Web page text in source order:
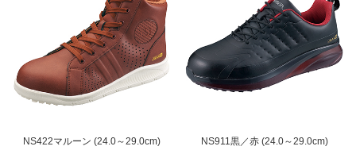
NS422マルーン (24.0～29.0cm)
NS911黒／赤 (24.0～29.0cm)